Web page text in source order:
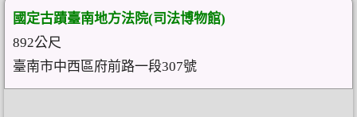
國定古蹟臺南地方法院(司法博物館)
892公尺
臺南市中西區府前路一段307號